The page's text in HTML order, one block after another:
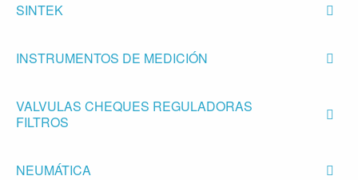
SINTEK
INSTRUMENTOS DE MEDICIÓN
VALVULAS CHEQUES REGULADORAS
FILTROS
NEUMÁTICA